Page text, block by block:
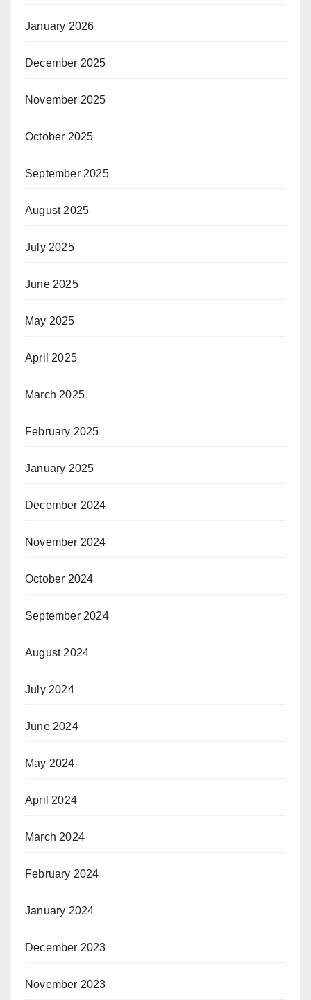
January 2026
December 2025
November 2025
October 2025
September 2025
August 2025
July 2025
June 2025
May 2025
April 2025
March 2025
February 2025
January 2025
December 2024
November 2024
October 2024
September 2024
August 2024
July 2024
June 2024
May 2024
April 2024
March 2024
February 2024
January 2024
December 2023
November 2023